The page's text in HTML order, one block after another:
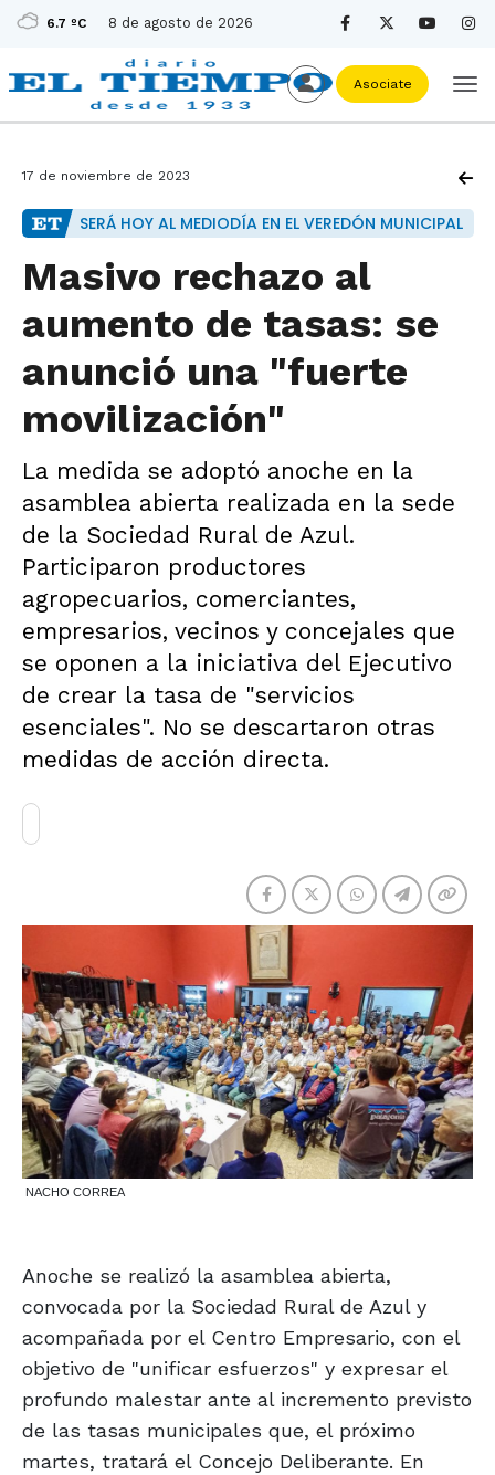
6.7 ºC 8 de agosto de 2026
Asociate
17 de noviembre de 2023
SERÁ HOY AL MEDIODÍA EN EL VEREDÓN MUNICIPAL
Masivo rechazo al
aumento de tasas: se
anunció una "fuerte
movilización"
La medida se adoptó anoche en la
asamblea abierta realizada en la sede
de la Sociedad Rural de Azul.
Participaron productores
agropecuarios, comerciantes,
empresarios, vecinos y concejales que
se oponen a la iniciativa del Ejecutivo
de crear la tasa de "servicios
esenciales". No se descartaron otras
medidas de acción directa.
NACHO CORREA
Anoche se realizó la asamblea abierta,
convocada por la Sociedad Rural de Azul y
acompañada por el Centro Empresario, con el
objetivo de "unificar esfuerzos" y expresar el
profundo malestar ante al incremento previsto
de las tasas municipales que, el próximo
martes, tratará el Concejo Deliberante. En